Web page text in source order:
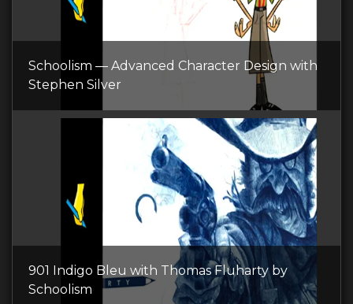
Schoolism — Advanced Character Design with
Stephen Silver
901 Indigo Bleu with Thomas Fluharty by
Schoolism